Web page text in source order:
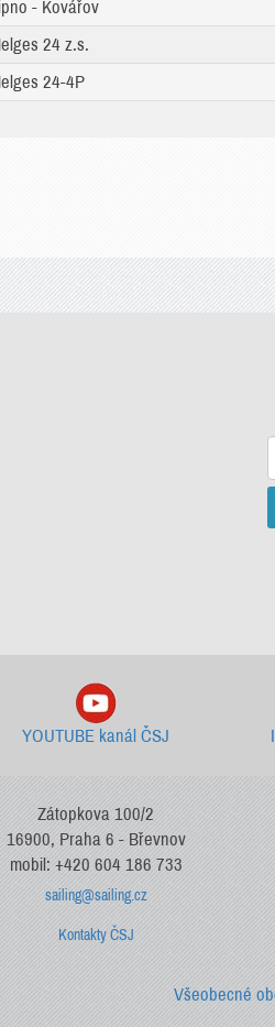
- Kovářov
24 z.s.
24-4P
YOUTUBE kanál ČSJ
Zátopkova 100/2
16900, Praha 6 - Břevnov
mobil: +420 604 186 733
sailing@sailing.cz
Kontakty ČSJ
Všeobecné